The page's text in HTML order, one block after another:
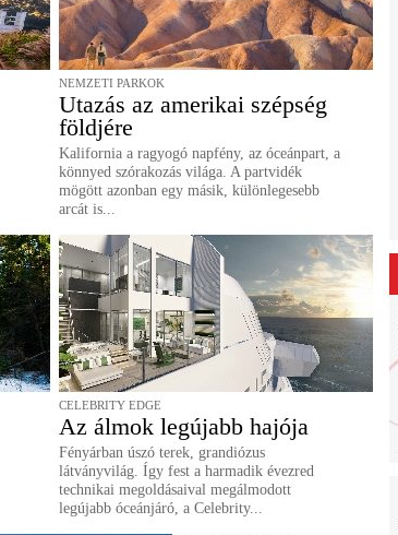
NEMZETI PARKOK
Utazás az amerikai szépség
földjére
Kalifornia a ragyogó napfény, az óceánpart, a
könnyed szórakozás világa. A partvidék
mögött azonban egy másik, különlegesebb
arcát is...
CELEBRITY EDGE
Az álmok legújabb hajója
Fényárban úszó terek, grandiózus
látványvilág. Így fest a harmadik évezred
technikai megoldásaival megálmodott
legújabb óceánjáró, a Celebrity...